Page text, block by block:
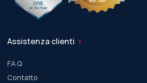
Assistenza clienti
F.A.Q
Contatto